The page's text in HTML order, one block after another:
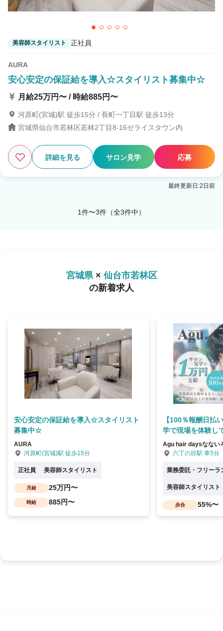
美容師スタイリスト 正社員
AURA
安心安定の保証給を導入☆スタイリスト募集中☆
月給25万円〜 / 時給885円〜
河原町(宮城)駅 徒歩15分 / 長町一丁目駅 徒歩13分
宮城県仙台市若林区若林2丁目8-16ゼライスタウン内
詳細を見る サロン見学 応募
最終更新日:2日前
1件〜3件（全3件中）
宮城県× 仙台市若林区
の新着求人
安心安定の保証給を導入☆スタイリスト
募集中☆
AURA
河原町(宮城)駅 徒歩15分
正社員 美容師スタイリスト
月給 25万円〜
時給 885円〜
【100％報酬日払
学で現場を体験し
Agu hair daysなない
六丁の目駅 車5分
業務委託・フリーラ
美容師スタイリスト
歩合 55%〜